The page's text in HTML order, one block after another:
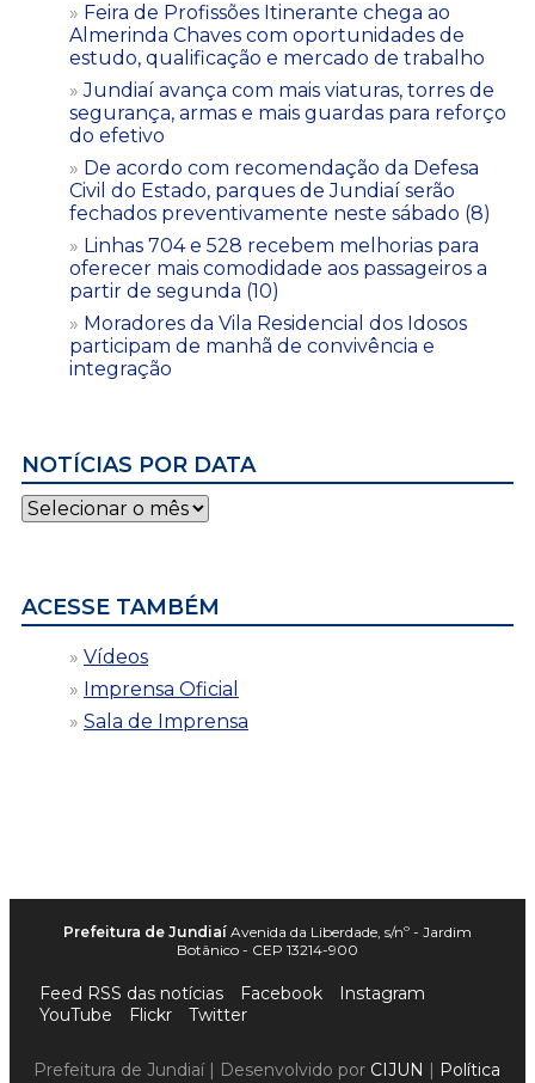
Feira de Profissões Itinerante chega ao
Almerinda Chaves com oportunidades de
estudo, qualificação e mercado de trabalho
Jundiaí avança com mais viaturas, torres de
segurança, armas e mais guardas para reforço
do efetivo
De acordo com recomendação da Defesa
Civil do Estado, parques de Jundiaí serão
fechados preventivamente neste sábado (8)
Linhas 704 e 528 recebem melhorias para
oferecer mais comodidade aos passageiros a
partir de segunda (10)
Moradores da Vila Residencial dos Idosos
participam de manhã de convivência e
integração
NOTÍCIAS POR DATA
Notícias
por
ACESSE TAMBÉM
Vídeos
Imprensa Oficial
Sala de Imprensa
Prefeitura de Jundiaí Avenida da Liberdade, s/nº - Jardim
Botânico - CEP 13214-900
Feed RSS das notícias Facebook
Instagram
YouTube
Flickr Twitter
Prefeitura de Jundiaí | Desenvolvido por CIJUN | Política